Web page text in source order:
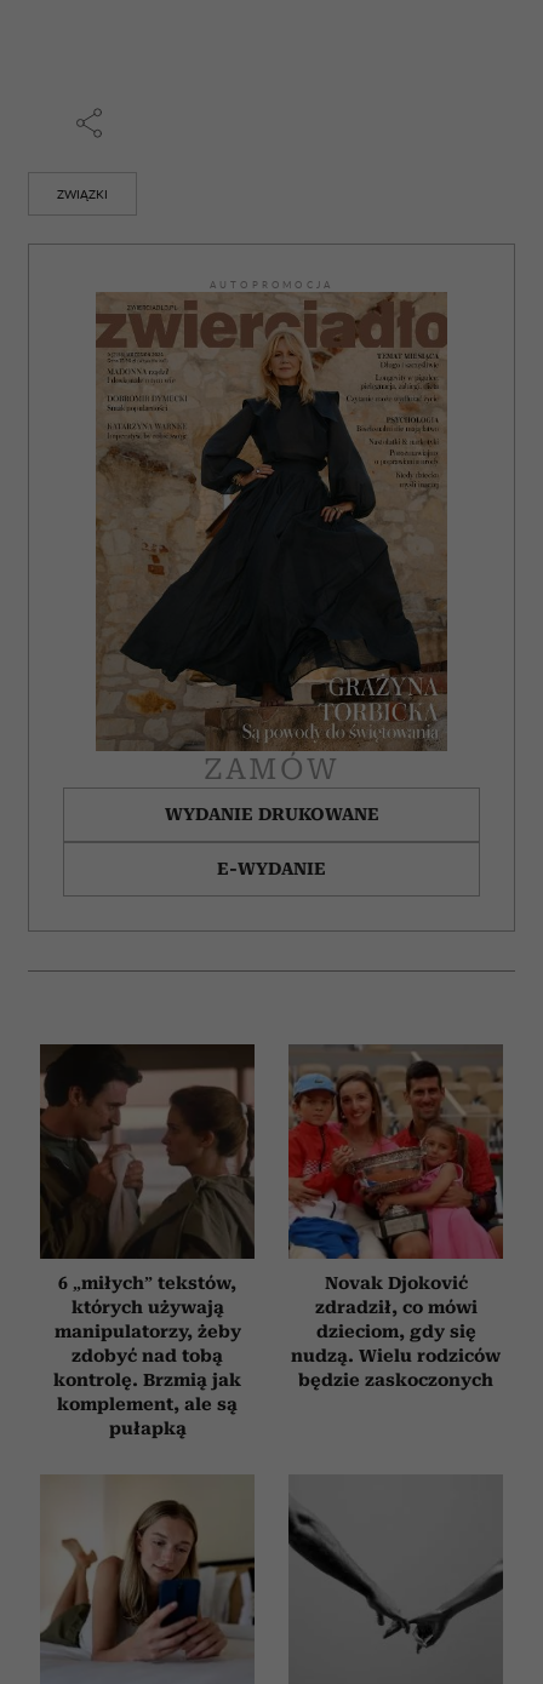
ZWIĄZKI
AUTOPROMOCJA
ZAMÓW
WYDANIE DRUKOWANE
E-WYDANIE
6 „miłych” tekstów,
których używają
manipulatorzy, żeby
zdobyć nad tobą
kontrolę. Brzmią jak
komplement, ale są
pułapką
Novak Djoković
zdradził, co mówi
dzieciom, gdy się
nudzą. Wielu rodziców
będzie zaskoczonych